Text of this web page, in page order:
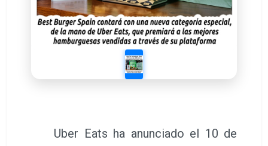
Uber Eats ha anunciado el 10 de